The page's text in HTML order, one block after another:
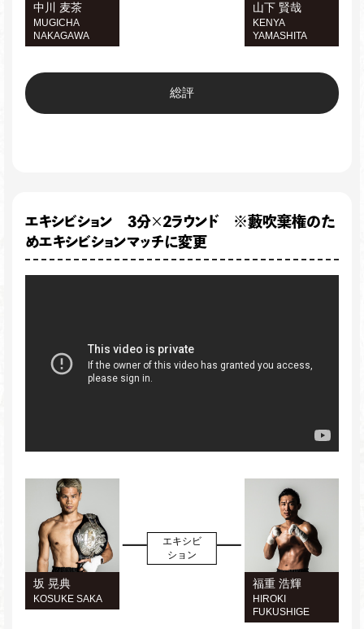
中川 麦茶
MUGICHA
NAKAGAWA
山下 賢哉
KENYA
YAMASHITA
総評
エキシビション 3分×2ラウンド ※藪吹棄権のた
めエキシビションマッチに変更
坂 晃典
KOSUKE SAKA
エキシビ
ション
福重 浩輝
HIROKI
FUKUSHIGE